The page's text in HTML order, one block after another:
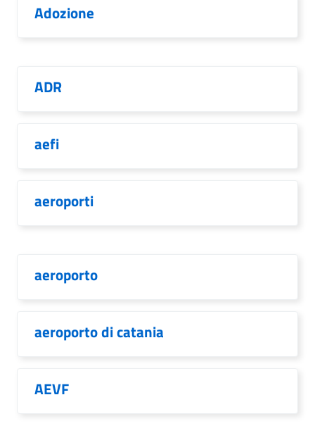
Adozione
ADR
aefi
aeroporti
aeroporto
aeroporto di catania
AEVF